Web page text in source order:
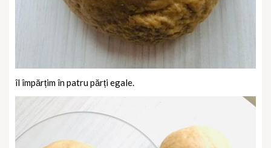
îl împărțim în patru părți egale.